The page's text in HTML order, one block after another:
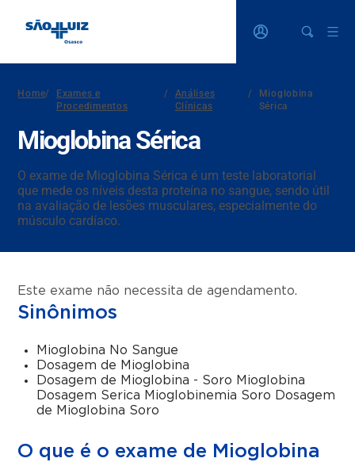
Home/
Exames e
Procedimentos
/
Análises
Clínicas
/
Mioglobina
Sérica
Mioglobina Sérica
O exame de Mioglobina Sérica é um teste laboratorial
que mede os níveis desta proteína no sangue, sendo útil
na avaliação de lesões musculares, especialmente do
músculo cardíaco.
Este exame não necessita de agendamento.
Sinônimos
Mioglobina No Sangue
Dosagem de Mioglobina
Dosagem de Mioglobina - Soro Mioglobina
Dosagem Serica Mioglobinemia Soro Dosagem
de Mioglobina Soro
O que é o exame de Mioglobina